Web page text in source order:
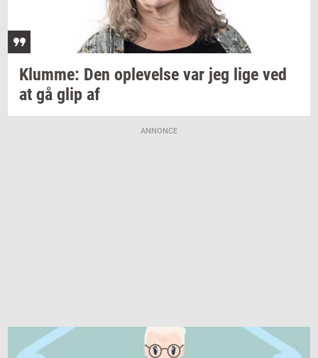
Klum­me: Den op­le­vel­se var jeg lige ved
at gå glip af
ANNONCE